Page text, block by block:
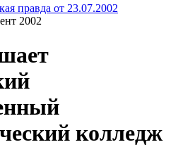
правда от 23.07.2002
2002
колледж